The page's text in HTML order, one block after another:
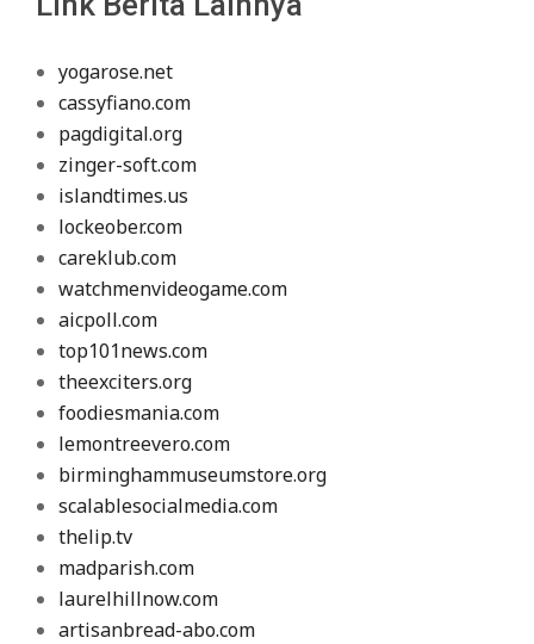
yogarose.net
cassyfiano.com
pagdigital.org
zinger-soft.com
islandtimes.us
lockeober.com
careklub.com
watchmenvideogame.com
aicpoll.com
top101news.com
theexciters.org
foodiesmania.com
lemontreevero.com
birminghammuseumstore.org
scalablesocialmedia.com
thelip.tv
madparish.com
laurelhillnow.com
artisanbread-abo.com